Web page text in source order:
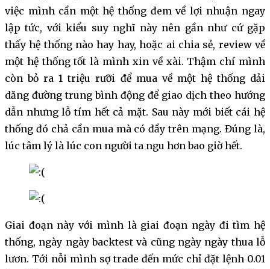
việc mình cần một hệ thống đem về lợi nhuận ngay
lập tức, với kiểu suy nghĩ này nên gần như cứ gặp
thấy hệ thống nào hay hay, hoặc ai chia sẻ, review về
một hệ thống tốt là mình xin về xài. Thậm chí mình
còn bỏ ra 1 triệu rưỡi để mua về một hệ thống dải
dăng đường trung bình động để giao dịch theo hướng
dẫn nhưng lỗ tím hết cả mặt. Sau này mới biết cái hệ
thống đó chả cần mua mà có đầy trên mạng. Đúng là,
lúc tâm lý là lúc con người ta ngu hơn bao giờ hết.
Giai đoạn này với mình là giai đoạn ngày đi tìm hệ
thống, ngày ngày backtest và cũng ngày ngày thua lỗ
lươn. Tới nỗi mình sợ trade đến mức chỉ đặt lệnh 0.01